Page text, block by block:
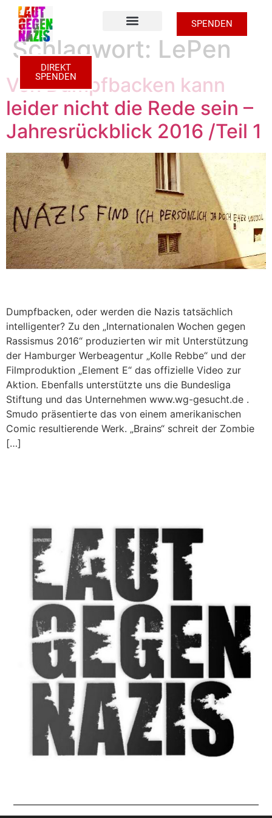
SPENDEN
DIREKT
SPENDEN
Schlagwort: LePen
Von Dumpfbacken kann
leider nicht die Rede sein –
Jahresrückblick 2016 /Teil 1
Dumpfbacken, oder werden die Nazis tatsächlich
intelligenter? Zu den „Internationalen Wochen gegen
Rassismus 2016“ produzierten wir mit Unterstützung
der Hamburger Werbeagentur „Kolle Rebbe“ und der
Filmproduktion „Element E“ das offizielle Video zur
Aktion. Ebenfalls unterstützte uns die Bundesliga
Stiftung und das Unternehmen www.wg-gesucht.de .
Smudo präsentierte das von einem amerikanischen
Comic resultierende Werk. „Brains“ schreit der Zombie
[…]